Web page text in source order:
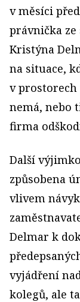
v měsíci
právnička
Kristýna
na situace,
v prostorech
nemá, nebo
firma
Další
způsobena
vlivem
Delmar k
vyjádření
kolegů, ale